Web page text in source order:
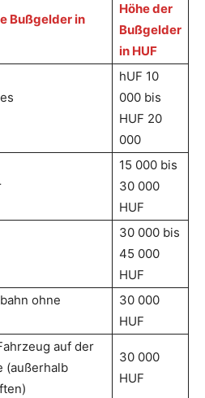
Bußgelder in
Höhe der
Bußgelder
in HUF
hUF 10
000 bis
HUF 20
000
15 000 bis
30 000
HUF
30 000 bis
45 000
HUF
ohne
30 000
HUF
auf der
(außerhalb
30 000
HUF